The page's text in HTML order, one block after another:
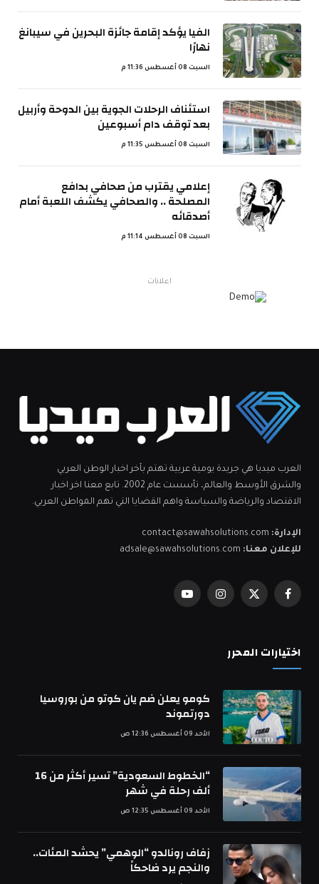
الفيا يؤكد إقامة جائزة البحرين في سيبانغ
نهارًا
السبت 08 أغسطس 11:36 م
استئناف الرحلات الجوية بين الدوحة وأربيل
بعد توقف دام أسبوعين
السبت 08 أغسطس 11:35 م
إعلامي يقترب من صحافي بدافع
المصلحة .. والصحافي يكشف اللعبة أمام
أصدقائه
السبت 08 أغسطس 11:14 م
اعلانات
العرب ميديا هي جريدة يومية عربية تهتم بآخر اخبار الوطن العربي
والشرق الأوسط والعالم، تأسست عام 2002. تابع معنا اخر اخبار
الاقتصاد والرياضة والسياسة واهم القضايا التي تهم المواطن العربي.
الإدارة: contact@sawahsolutions.com
للإعلان معنا: adsale@sawahsolutions.com
فيسبوكX
الانستغراميوتيوب
اختيارات المحرر
كومو يعلن ضم يان كوتو من بوروسيا
دورتموند
الأحد 09 أغسطس 12:36 ص
“الخطوط السعودية” تسير أكثر من 16
ألف رحلة في شهر
الأحد 09 أغسطس 12:35 ص
زفاف رونالدو “الوهمي” يحشد المئات..
والنجم يرد ضاحكاً